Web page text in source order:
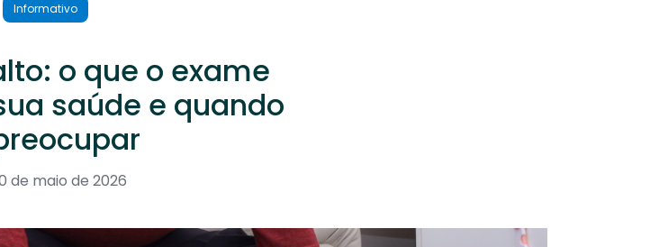
Informativo
o que o exame
saúde e quando
de maio de 2026